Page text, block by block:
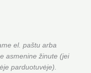
el. paštu arba
asmenine žinute (jei
parduotuvėje).